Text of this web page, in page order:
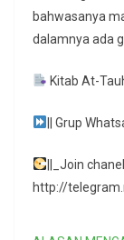
bahwasanya
dalamnya ada
Kitab At-
|| Grup
||_Join
http://